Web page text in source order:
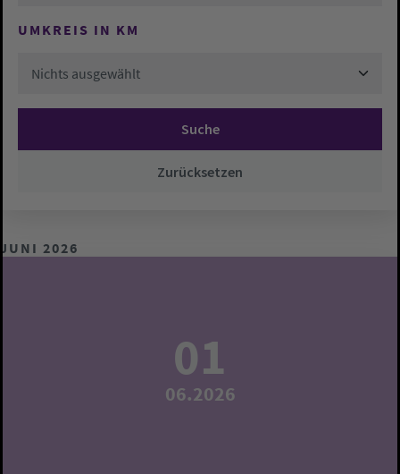
UMKREIS IN KM
Nichts ausgewählt
Suche
Zurücksetzen
JUNI 2026
01
06.2026